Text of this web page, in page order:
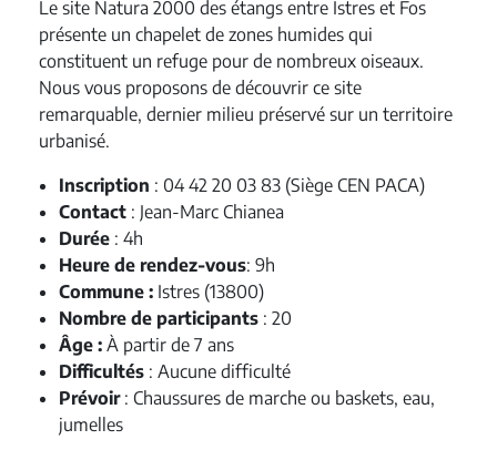
Le site Natura 2000 des étangs entre Istres et Fos
présente un chapelet de zones humides qui
constituent un refuge pour de nombreux oiseaux.
Nous vous proposons de découvrir ce site
remarquable, dernier milieu préservé sur un territoire
urbanisé.
Inscription : 04 42 20 03 83 (Siège CEN PACA)
Contact : Jean-Marc Chianea
Durée : 4h
Heure de rendez-vous: 9h
Commune : Istres (13800)
Nombre de participants : 20
Âge : À partir de 7 ans
Difficultés : Aucune difficulté
Prévoir: Chaussures de marche ou baskets, eau,
jumelles